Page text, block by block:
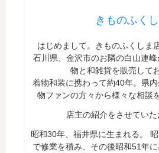
きものふく
はじめまして。きものふくしま
石川県、金沢市のお隣の白山連
物と和雑貨を販売して
着物和装に携わって約40年。県
物ファンの方々から様々な相談
店主の紹介をさせていた
昭和30年、福井県に生まれる。
で修業を積み、その後昭和51年